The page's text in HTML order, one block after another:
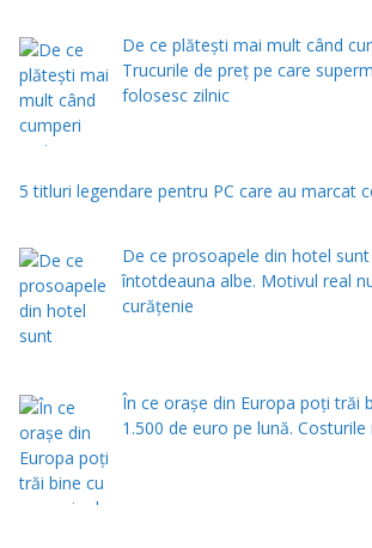
De ce plătești mai mult când
Trucurile de preț pe care
folosesc zilnic
5 titluri legendare pentru PC care au marcat
De ce prosoapele din hotel
întotdeauna albe. Motivul real
curățenie
În ce orașe din Europa poți trăi
1.500 de euro pe lună. Costurile